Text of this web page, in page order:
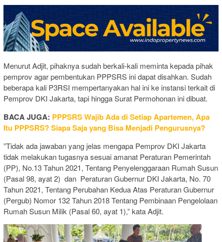
Menurut Adjit, pihaknya sudah berkali-kali meminta kepada pihak
pemprov agar pembentukan PPPSRS ini dapat disahkan. Sudah
beberapa kali P3RSI mempertanyakan hal ini ke instansi terkait di
Pemprov DKI Jakarta, tapi hingga Surat Permohonan ini dibuat.
BACA JUGA: PPPSRS Wajib Ada di Setiap Apartemen, Apa
Itu PPPSRS? Siapa Saja yang Bisa Menjadi Pengurusnya?
”Tidak ada jawaban yang jelas mengapa Pemprov DKI Jakarta
tidak melakukan tugasnya sesuai amanat Peraturan Pemerintah
(PP), No.13 Tahun 2021, Tentang Penyelenggaraan Rumah Susun
(Pasal 98, ayat 2) dan Peraturan Gubernur DKI Jakarta, No. 70
Tahun 2021, Tentang Perubahan Kedua Atas Peraturan Gubernur
(Pergub) Nomor 132 Tahun 2018 Tentang Pembinaan Pengelolaan
Rumah Susun Milik (Pasal 60, ayat 1),” kata Adjit.